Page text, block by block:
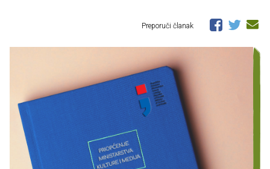
Preporuči članak